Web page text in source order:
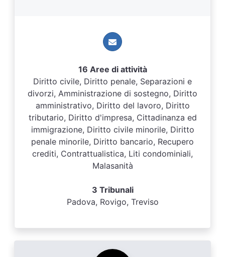
16 Aree di attività
Diritto civile, Diritto penale, Separazioni e
divorzi, Amministrazione di sostegno, Diritto
amministrativo, Diritto del lavoro, Diritto
tributario, Diritto d'impresa, Cittadinanza ed
immigrazione, Diritto civile minorile, Diritto
penale minorile, Diritto bancario, Recupero
crediti, Contrattualistica, Liti condominiali,
Malasanità
3 Tribunali
Padova, Rovigo, Treviso